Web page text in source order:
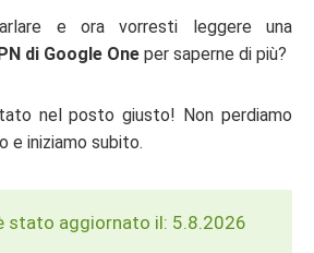
e ora vorresti leggere una
di Google One per saperne di più?
nel posto giusto! Non perdiamo
e iniziamo subito.
stato aggiornato il: 5.8.2026